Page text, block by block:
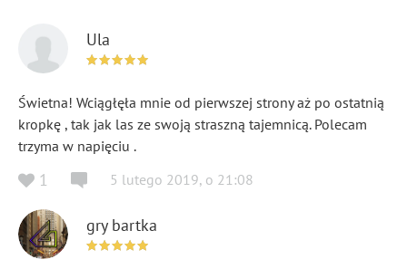
Ula
Świetna! Wciągłęła mnie od pierwszej strony aż po ostatnią
kropkę , tak jak las ze swoją straszną tajemnicą. Polecam
trzyma w napięciu .
1 5 lutego 2019, o 21:08
gry bartka